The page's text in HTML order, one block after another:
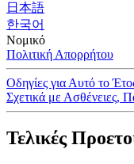
日本語
한국어
Νομικό
Πολιτική Απορρήτου
Οδηγίες για Αυτό το
Σχετικά με Ασθένειες,
Τελικές